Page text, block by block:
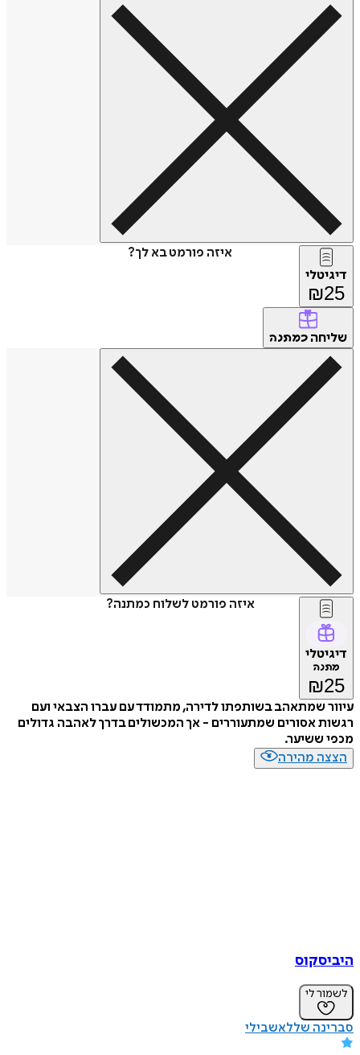
איזה פורמט בא לך?
דיגיטלי
₪25
שליחה כמתנה
איזה פורמט לשלוח כמתנה?
דיגיטלי
מתנה
₪25
עיוור שמתאהב בשותפתו לדירה, מתמודד עם עברו הצבאי ועם
רגשות אסורים שמתעוררים - אך המכשולים בדרך לאהבה גדולים
מכפי ששיער.
הצצה מהירה
היביסקוס
לשמור לי
סברינה שללאשבילי